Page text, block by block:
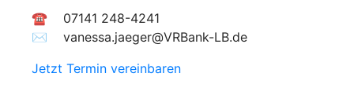
☎ 07141 248-4241
✉︎ vanessa.jaeger@VRBank-LB.de
Jetzt Termin vereinbaren